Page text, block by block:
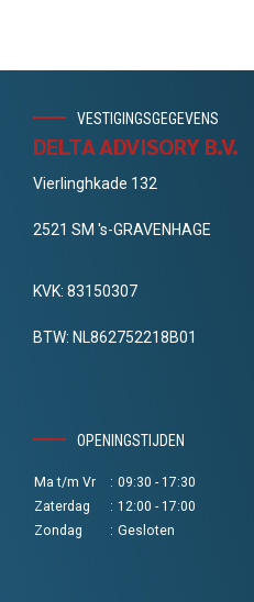
VESTIGINGSGEGEVENS
DELTA ADVISORY B.V.
Vierlinghkade 132
2521 SM 's-GRAVENHAGE
KVK: 83150307
BTW: NL862752218B01
OPENINGSTIJDEN
Ma t/m Vr : 09:30 - 17:30
Zaterdag
: 12:00 - 17:00
Zondag
: Gesloten